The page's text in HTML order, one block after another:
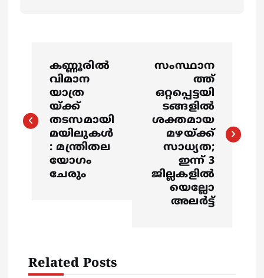
s
കണ്ണൂരിൽ
വിമാന
യാത്ര
യ്ക്ക്
തടസമായി
മയിലുകൾ
: മന്ത്രിതല
യോഗം
ചേരും
സംസ്ഥാന
ത്ത്
ഒറ്റപ്പെട്ടയി
ടങ്ങളിൽ
ശക്തമായ
മഴയ്ക്ക്
സാധ്യത;
ഇന്ന് 3
ജില്ലകളിൽ
യെല്ലോ
അലർട്ട്
Related Posts